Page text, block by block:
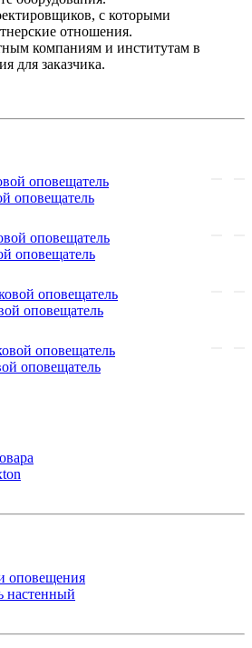
с которыми
отношения.
компаниям и институтам в
для заказчика.
оповещатель
оповещатель
оповещатель
оповещатель
оповещения
настенный